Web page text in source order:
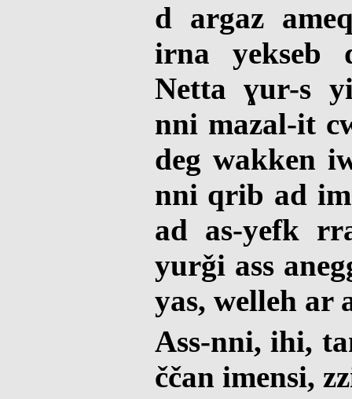
d argaz
irna yekseb
Netta ɣur-s
nni mazal-it
deg wakken
nni qrib ad
ad as-yefk
yurǧi ass
yas, welleh ar
Ass-nni, ihi,
ččan imensi,